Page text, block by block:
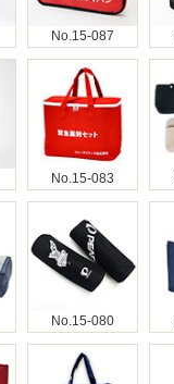
No.15-087
No.15-083
No.15-080